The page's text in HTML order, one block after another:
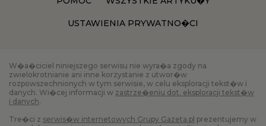
USTAWIENIA PRYWATNO�CI
W�a�ciciel niniejszego serwisu nie wyra�a zgody na
zwielokrotnianie ani inne korzystanie z utwor�w
rozpowszechnionych w tym serwisie, w celu eksploracji tekst�w i
danych. Wi�cej informacji w zastrze�eniu dot. eksploracji tekst�w
i danych.
Tre�ci z serwis�w internetowych Grupy Gazeta.pl prezentujemy w